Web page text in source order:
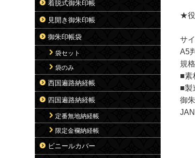
★役
サ
A5
規格
■素
■製
御
着脱式御朱印帳
見開き御朱印帳
御朱印帳袋
袋セット
袋のみ
西国遍路納経帳
四国遍路納経帳
定番無地納経帳
限定金襴納経帳
ビニールカバー